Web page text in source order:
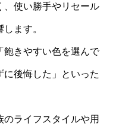
、使い勝手やリセール
ます。
飽きやすい色を選んで
に後悔した」といった
ライフスタイルや用